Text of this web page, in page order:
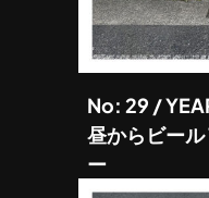
No: 29 /
昼からビール
ー